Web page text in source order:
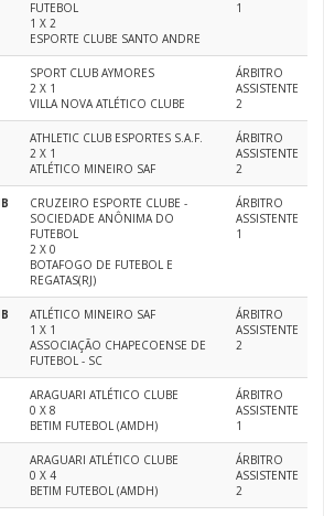
FUTEBOL
1 X 2
ESPORTE CLUBE SANTO ANDRE
1
SPORT CLUB AYMORES
2 X 1
VILLA NOVA ATLÉTICO CLUBE
ÁRBITRO
ASSISTENTE
2
ATHLETIC CLUB ESPORTES S.A.F.
2 X 1
ATLÉTICO MINEIRO SAF
ÁRBITRO
ASSISTENTE
2
CRUZEIRO ESPORTE CLUBE -
SOCIEDADE ANÔNIMA DO
FUTEBOL
2 X 0
BOTAFOGO DE FUTEBOL E
REGATAS(RJ)
ÁRBITRO
ASSISTENTE
1
ATLÉTICO MINEIRO SAF
1 X 1
ASSOCIAÇÃO CHAPECOENSE DE
FUTEBOL - SC
ÁRBITRO
ASSISTENTE
2
ARAGUARI ATLÉTICO CLUBE
0 X 8
BETIM FUTEBOL (AMDH)
ÁRBITRO
ASSISTENTE
1
ARAGUARI ATLÉTICO CLUBE
0 X 4
BETIM FUTEBOL (AMDH)
ÁRBITRO
ASSISTENTE
2